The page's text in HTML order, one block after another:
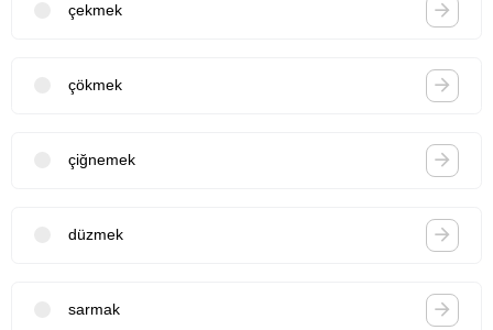
çekmek
çökmek
çiğnemek
düzmek
sarmak